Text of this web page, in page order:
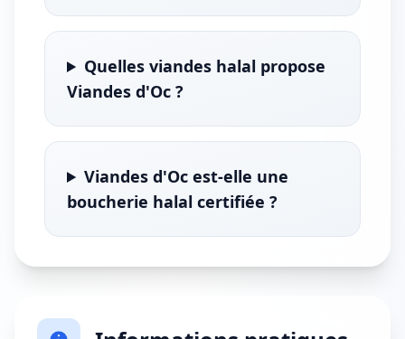
Quelles viandes halal propose
Viandes d'Oc ?
Viandes d'Oc est-elle une
boucherie halal certifiée ?